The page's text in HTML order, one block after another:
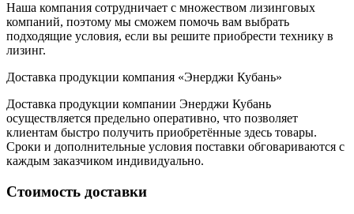
Наша компания сотрудничает с множеством лизинговых
компаний, поэтому мы сможем помочь вам выбрать
подходящие условия, если вы решите приобрести технику в
лизинг.
Доставка продукции компания «Энерджи Кубань»
Доставка продукции компании Энерджи Кубань
осуществляется предельно оперативно, что позволяет
клиентам быстро получить приобретённые здесь товары.
Сроки и дополнительные условия поставки обговариваются с
каждым заказчиком индивидуально.
Стоимость доставки